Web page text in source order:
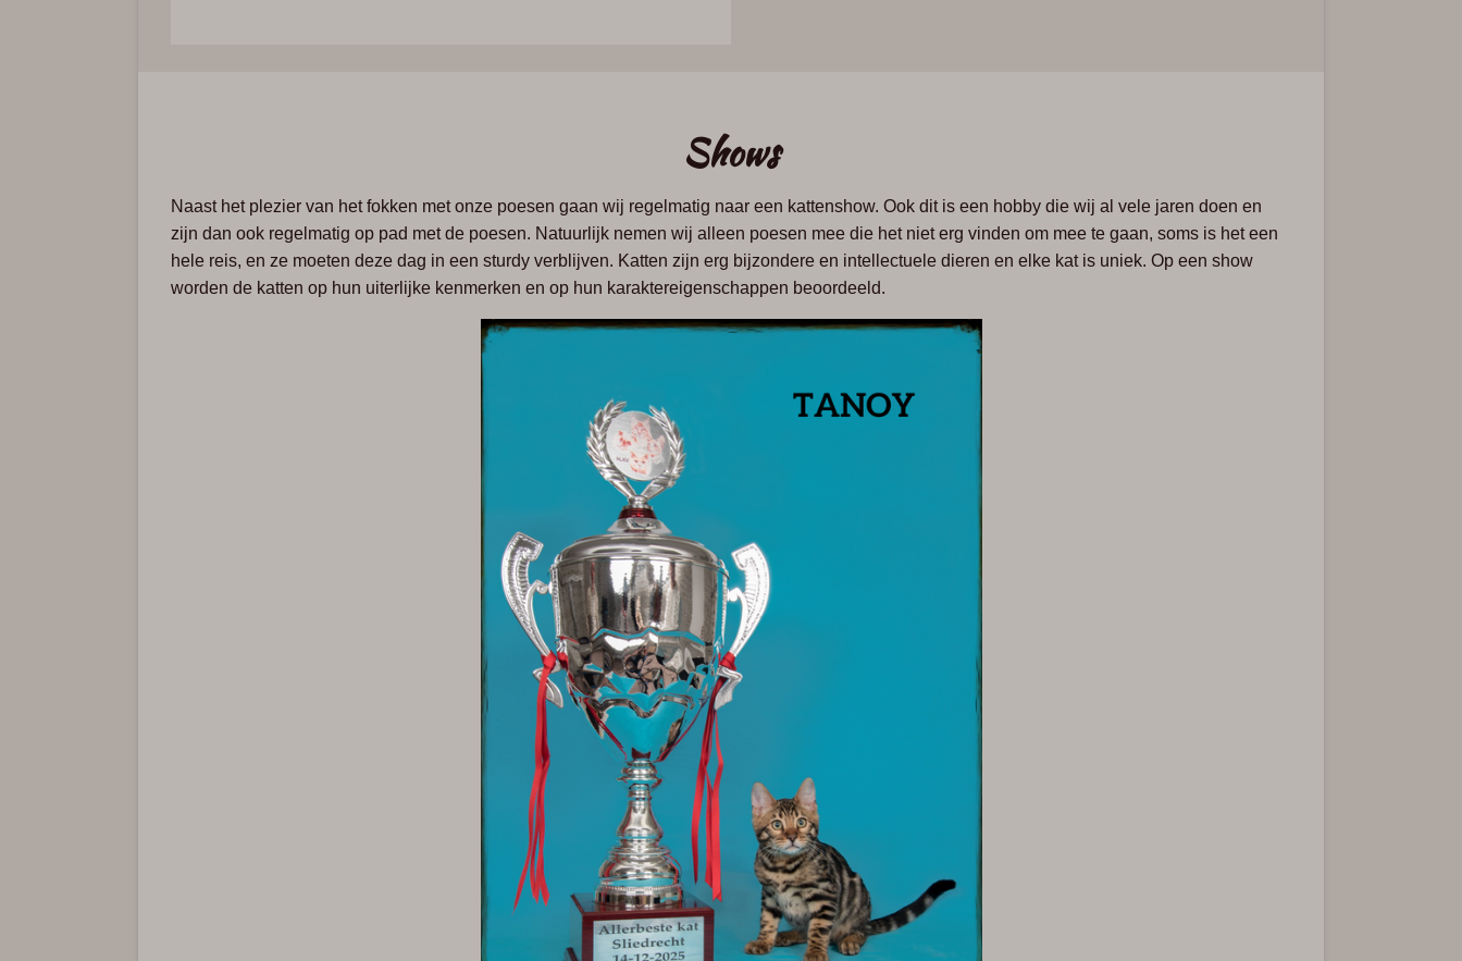
Shows
Naast het plezier van het fokken met onze poesen gaan wij regelmatig naar een kattenshow. Ook dit is een hobby die wij al vele jaren doen en
zijn dan ook regelmatig op pad met de poesen. Natuurlijk nemen wij alleen poesen mee die het niet erg vinden om mee te gaan, soms is het een
hele reis, en ze moeten deze dag in een sturdy verblijven. Katten zijn erg bijzondere en intellectuele dieren en elke kat is uniek. Op een show
worden de katten op hun uiterlijke kenmerken en op hun karaktereigenschappen beoordeeld.